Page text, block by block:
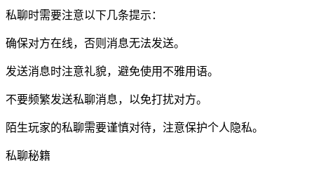
私聊时需要注意以下几条提示：
确保对方在线，否则消息无法发送。
发送消息时注意礼貌，避免使用不雅用语。
不要频繁发送私聊消息，以免打扰对方。
陌生玩家的私聊需要谨慎对待，注意保护个人隐私。
私聊秘籍